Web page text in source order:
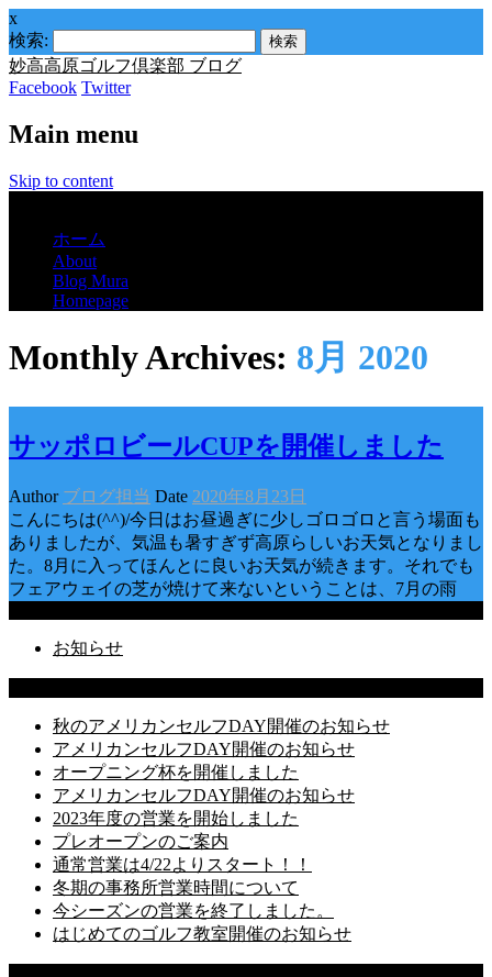
x
検索:
妙高高原ゴルフ倶楽部 ブログ
Facebook Twitter
Main menu
Skip to content
ホーム
About
Blog Mura
Homepage
Monthly Archives: 8月 2020
サッポロビールCUPを開催しました
Author ブログ担当 Date 2020年8月23日
こんにちは(^^)/今日はお昼過ぎに少しゴロゴロと言う場面も
ありましたが、気温も暑すぎず高原らしいお天気となりまし
た。8月に入ってほんとに良いお天気が続きます。それでも
フェアウェイの芝が焼けて来ないということは、7月の雨
お知らせ
秋のアメリカンセルフDAY開催のお知らせ
アメリカンセルフDAY開催のお知らせ
オープニング杯を開催しました
アメリカンセルフDAY開催のお知らせ
2023年度の営業を開始しました
プレオープンのご案内
通常営業は4/22よりスタート！！
冬期の事務所営業時間について
今シーズンの営業を終了しました。
はじめてのゴルフ教室開催のお知らせ